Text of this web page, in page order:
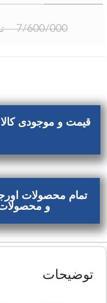
7/600/000
قیمت و موجودی
تمام محصولات
و
توضیحات